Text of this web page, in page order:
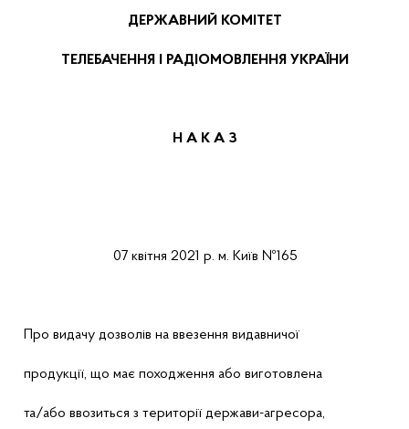
ДЕРЖАВНИЙ КОМІТЕТ
ТЕЛЕБАЧЕННЯ І РАДІОМОВЛЕННЯ УКРАЇНИ
Н А К А З
07 квітня 2021 р. м. Київ №165
Про видачу дозволів на ввезення видавничої
продукції, що має походження або виготовлена
та/або ввозиться з території держави-агресора,